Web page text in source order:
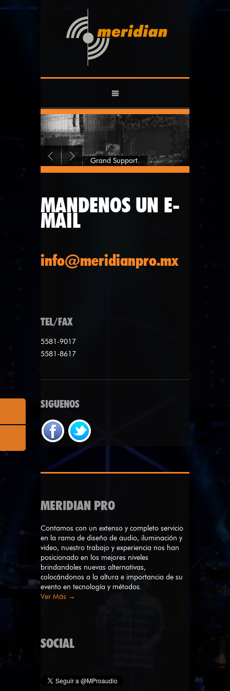
Grand Support.
MANDENOS UN E-
MAIL
info@meridianpro.mx
TEL/FAX
5581-9017
5581-8617
SIGUENOS
MERIDIAN PRO
Contamos con un extenso y completo servicio
en la rama de diseño de audio, iluminación y
video, nuestro trabajo y experiencia nos han
posicionado en los mejores niveles
brindandoles nuevas alternativas,
colocándonos a la altura e importancia de su
evento en tecnología y métodos.
Ver Más →
SOCIAL